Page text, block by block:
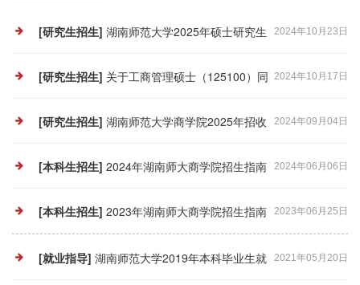
2024年10月23日
[研究生招生] 湖南师范大学2025年硕士研究生
招生简章及自命题科目考试大纲 2024年10月17日
[研究生招生] 关于工商管理硕士（125100）同
等学力加试科目的公告 2024年09月04日
[研究生招生] 湖南师范大学商学院2025年招收
推荐免试攻读硕士研究生简章 2024年06月06日
[本科生招生] 2024年湖南师大商学院招生指南
2023年06月25日
[本科生招生] 2023年湖南师大商学院招生指南
2021年05月20日
[就业指导] 湖南师范大学2019年本科毕业生就